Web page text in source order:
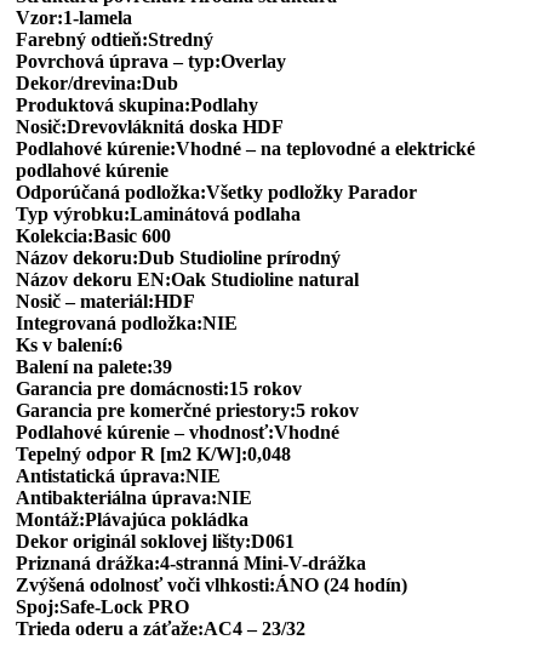
Vzor:1-lamela
Farebný odtieň:Stredný
Povrchová úprava – typ:Overlay
Dekor/drevina:Dub
Produktová skupina:Podlahy
Nosič:Drevovláknitá doska HDF
Podlahové kúrenie:Vhodné – na teplovodné a elektrické
podlahové kúrenie
Odporúčaná podložka:Všetky podložky Parador
Typ výrobku:Laminátová podlaha
Kolekcia:Basic 600
Názov dekoru:Dub Studioline prírodný
Názov dekoru EN:Oak Studioline natural
Nosič – materiál:HDF
Integrovaná podložka:NIE
Ks v balení:6
Balení na palete:39
Garancia pre domácnosti:15 rokov
Garancia pre komerčné priestory:5 rokov
Podlahové kúrenie – vhodnosť:Vhodné
Tepelný odpor R [m2 K/W]:0,048
Antistatická úprava:NIE
Antibakteriálna úprava:NIE
Montáž:Plávajúca pokládka
Dekor originál soklovej lišty:D061
Priznaná drážka:4-stranná Mini-V-drážka
Zvýšená odolnosť voči vlhkosti:ÁNO (24 hodín)
Spoj:Safe-Lock PRO
Trieda oderu a záťaže:AC4 – 23/32